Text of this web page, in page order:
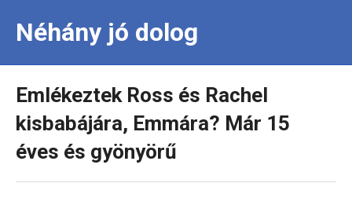
Néhány jó dolog
Emlékeztek Ross és Rachel
kisbabájára, Emmára? Már 15
éves és gyönyörű